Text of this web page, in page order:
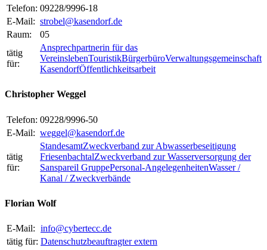
Telefon: 09228/9996-18
E-Mail: strobel@kasendorf.de
Raum:
05
tätig
für:
Ansprechpartnerin für das
VereinslebenTouristikBürgerbüroVerwaltungsgemeinschaft
KasendorfÖffentlichkeitsarbeit
Christopher Weggel
Telefon: 09228/9996-50
E-Mail: weggel@kasendorf.de
tätig
für:
StandesamtZweckverband zur Abwasserbeseitigung
FriesenbachtalZweckverband zur Wasserversorgung der
Sanspareil GruppePersonal-AngelegenheitenWasser /
Kanal / Zweckverbände
Florian Wolf
E-Mail: info@cybertecc.de
tätig für: Datenschutzbeauftragter extern